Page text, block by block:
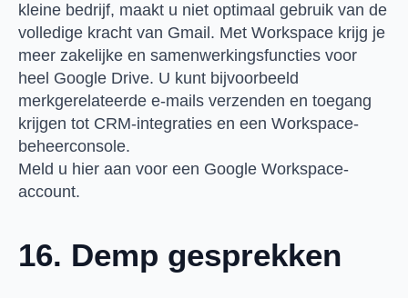
kleine bedrijf, maakt u niet optimaal gebruik van de
volledige kracht van Gmail. Met Workspace krijg je
meer zakelijke en samenwerkingsfuncties voor
heel Google Drive. U kunt bijvoorbeeld
merkgerelateerde e-mails verzenden en toegang
krijgen tot CRM-integraties en een Workspace-
beheerconsole.
Meld u hier aan voor een Google Workspace-
account.
16. Demp gesprekken